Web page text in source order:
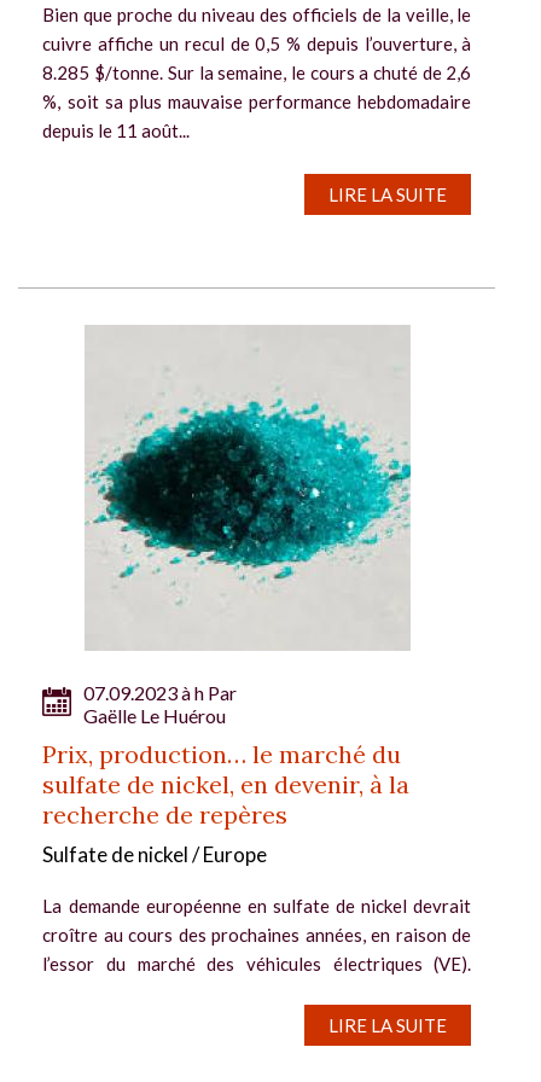
Bien que proche du niveau des officiels de la veille, le
cuivre affiche un recul de 0,5 % depuis l’ouverture, à
8.285 $/tonne. Sur la semaine, le cours a chuté de 2,6
%, soit sa plus mauvaise performance hebdomadaire
depuis le 11 août...
07.09.2023 à h Par
Gaëlle Le Huérou
Prix, production… le marché du
sulfate de nickel, en devenir, à la
recherche de repères
Sulfate de nickel / Europe
La demande européenne en sulfate de nickel devrait
croître au cours des prochaines années, en raison de
l’essor du marché des véhicules électriques (VE).